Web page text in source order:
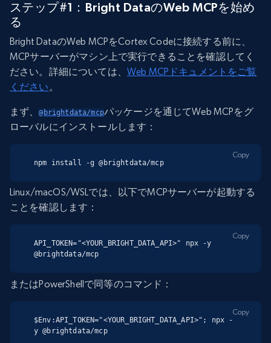
ステップ#1：Bright DataのWeb MCPを始め
る
Bright DataのWeb MCPをCortex Codeに接続する前に、
MCPサーバーがマシン上で実行できることを確認してく
ださい。詳細については、 Web MCPドキュメントをご覧
ください 。
まず、@brightdata/mcpパッケージを通じてWeb MCPをグ
ローバルにインストールします：
npm install -g @brightdata/mcp
Copy
Linux/macOS/WSLでは、以下でMCPサーバーが起動する
ことを確認します：
API_TOKEN="<YOUR_BRIGHT_DATA_API>" npx -y
@brightdata/mcp
Copy
またはPowerShellで同等のコマンド：
$Env:API_TOKEN="<YOUR_BRIGHT_DATA_API>"; npx -
y @brightdata/mcp
Copy